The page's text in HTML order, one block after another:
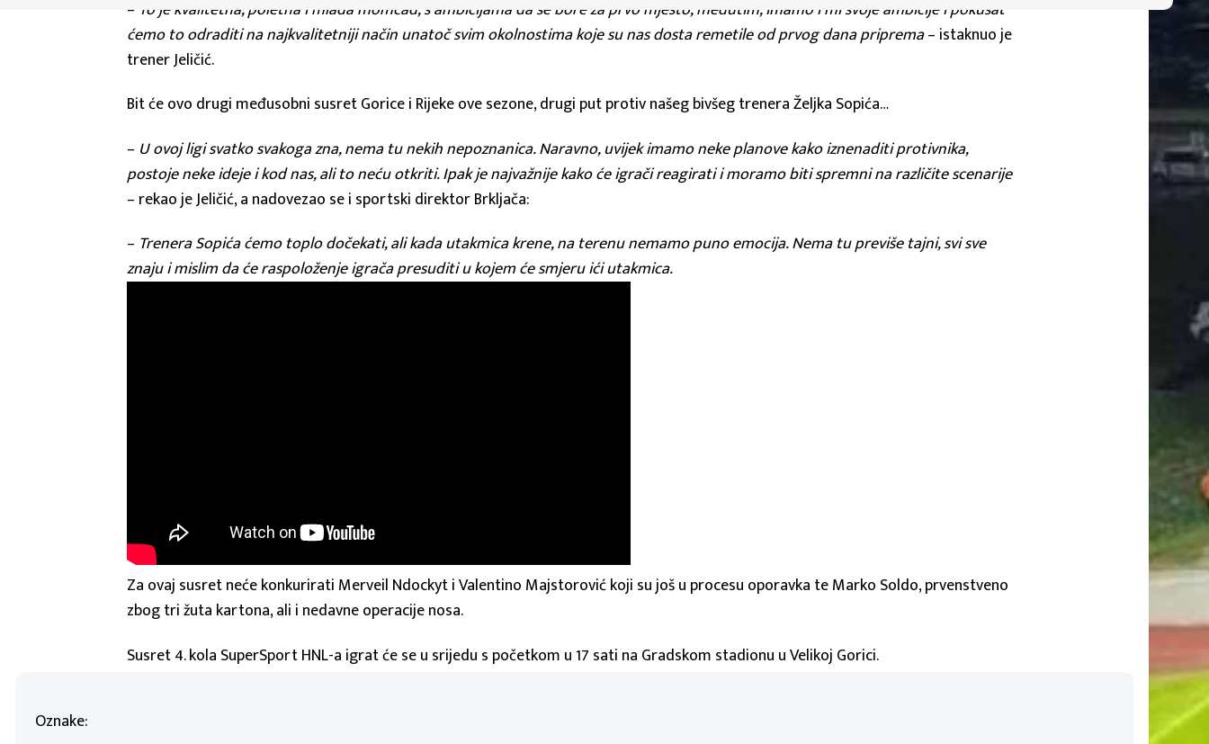
– To je kvalitetna, poletna i mlada momčad, s ambicijama da se bore za prvo mjesto, međutim, imamo i mi svoje ambicije i pokušat
ćemo to odraditi na najkvalitetniji način unatoč svim okolnostima koje su nas dosta remetile od prvog dana priprema– istaknuo je
trener Jeličić.
Bit će ovo drugi međusobni susret Gorice i Rijeke ove sezone, drugi put protiv našeg bivšeg trenera Željka Sopića…
– U ovoj ligi svatko svakoga zna, nema tu nekih nepoznanica. Naravno, uvijek imamo neke planove kako iznenaditi protivnika,
postoje neke ideje i kod nas, ali to neću otkriti. Ipak je najvažnije kako će igrači reagirati i moramo biti spremni na različite scenarije
– rekao je Jeličić, a nadovezao se i sportski direktor Brkljača:
– Trenera Sopića ćemo toplo dočekati, ali kada utakmica krene, na terenu nemamo puno emocija. Nema tu previše tajni, svi sve
znaju i mislim da će raspoloženje igrača presuditi u kojem će smjeru ići utakmica.
Za ovaj susret neće konkurirati Merveil Ndockyt i Valentino Majstorović koji su još u procesu oporavka te Marko Soldo, prvenstveno
zbog tri žuta kartona, ali i nedavne operacije nosa.
Susret 4. kola SuperSport HNL-a igrat će se u srijedu s početkom u 17 sati na Gradskom stadionu u Velikoj Gorici.
Oznake: